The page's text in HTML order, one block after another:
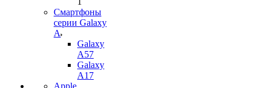
Смартфоны
серии Galaxy
A
Galaxy
A57
Galaxy
A17
Apple